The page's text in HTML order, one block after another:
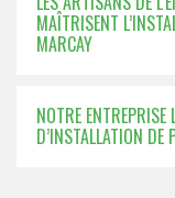
MAÎTRISENT
MARCAY
NOTRE ENTREPRISE
D’INSTALLATION